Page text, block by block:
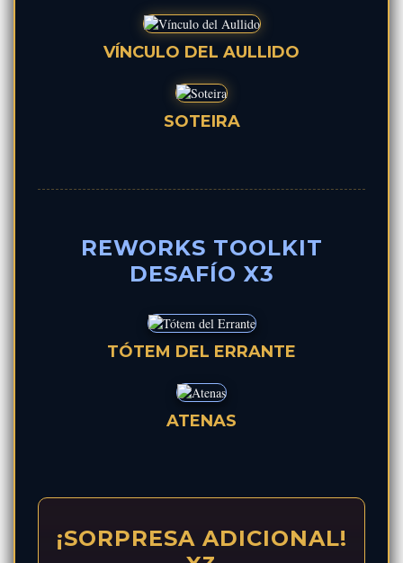
VÍNCULO DEL AULLIDO
SOTEIRA
REWORKS TOOLKIT
DESAFÍO X3
TÓTEM DEL ERRANTE
ATENAS
¡SORPRESA ADICIONAL!